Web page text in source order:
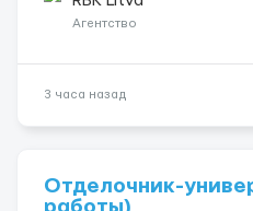
Требования: ...
Агентство
3 часа назад
Отделочник-